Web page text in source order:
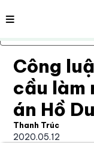
Bỏ qua nội dung
Nội dung
Công
cầu làm
án Hồ
Thanh Trúc
2020.05.12